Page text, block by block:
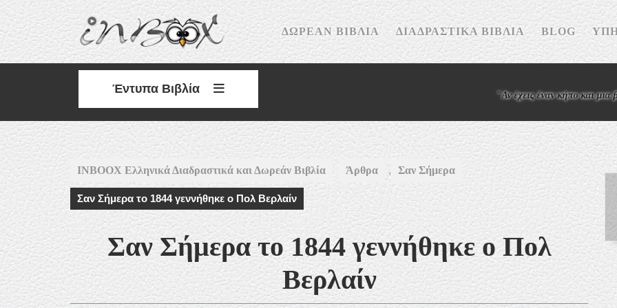
Skip
to
content
ΔΩΡΕΆΝ ΒΙΒΛΊΑ ΔΙΑΔΡΑΣΤΙΚΆ ΒΙΒΛΊΑ BLOG
Έντυπα Βιβλία "Αν έχεις έναν κήπο και μια βιβλιοθήκη,
INBOOX Ελληνικά Διαδραστικά και Δωρεάν Βιβλία Άρθρα , Σαν Σήμερα
Σαν Σήμερα το 1844 γεννήθηκε ο Πολ Βερλαίν
Σαν Σήμερα το 1844 γεννήθηκε ο Πολ
Βερλαίν